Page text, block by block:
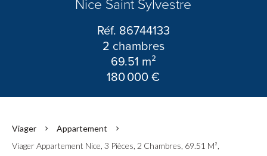
Nice Saint Sylvestre
Réf. 86744133
2 chambres
69.51 m²
180 000 €
Viager
Appartement
Viager Appartement Nice, 3 Pièces, 2 Chambres, 69.51 M²,